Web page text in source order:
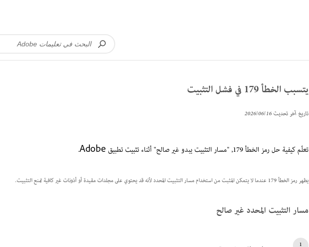
يتسبب الخطأ 179 في فشل التثبيت
تاريخ آخر تحديث16‏/06‏/2026
تعلّم كيفية حل رمز الخطأ 179, "مسار التثبيت يبدو غير صالح" أثناء تثبيت تطبيق Adobe.
يظهر رمز الخطأ 179 عندما لا يتمكن المثبت من استخدام مسار التثبيت المحدد لأنه قد يحتوي على مجلدات مقيدة أو أذونات غير كافية تمنع التثبيت.
مسار التثبيت المحدد غير صالح